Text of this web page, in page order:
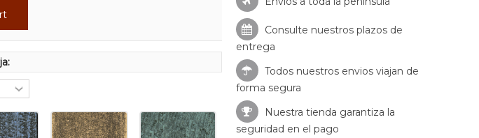
Consulte nuestros plazos de
entrega
Todos nuestros envios viajan de
forma segura
Nuestra tienda garantiza la
seguridad en el pago